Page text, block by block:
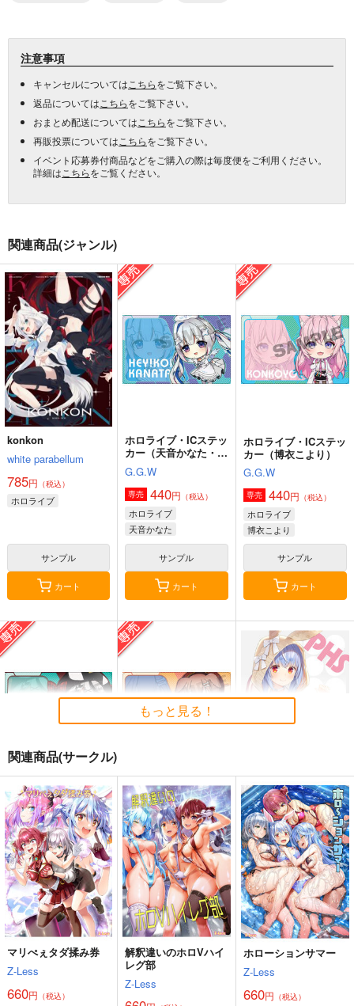
注意事項
キャンセルについては こちらをご覧下さい。
返品については こちらをご覧下さい。
おまとめ配送については こちらをご覧下さい。
再販投票については こちらをご覧下さい。
イベント応募券付商品などをご購入の際は毎度便をご利用ください。
詳細は こちらをご覧ください。
関連商品(ジャンル)
konkon
white parabellum
785円 （税込）
ホロライブ
サンプル
カート
ホロライブ・ICステッ
カー（天音かなた・ナ
ース衣装）
G.G.W
専売 440円 （税込）
ホロライブ
天音かなた
サンプル
カート
ホロライブ・ICステッ
カー（博衣こより）
G.G.W
専売 440円 （税込）
ホロライブ
博衣こより
サンプル
カート
ホロライブ・ICステッ
カー（沙花叉クロヱ）
G.G.W
専売 440円（税込）
ホロライブ
沙花叉クロヱ
サンプル
カート
ホロライブ・ICステッ
カー（戌神ころね・制
服衣装）
G.G.W
専売 440円（税込）
ホロライブ
戌神ころね
サンプル
カート
PHS
WIREFRAME
1,000円（税込）
ホロライブ
兎田ぺこら
小森めと
サンプル
カート
もっと見る！
関連商品(サークル)
マリぺぇタダ揉み券
Z-Less
660円 （税込）
解釈違いのホロVハイ
レグ部
Z-Less
ホローションサマー
Z-Less
660円 （税込）